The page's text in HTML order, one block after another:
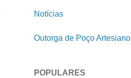
Notícias
Outorga de Poço Artesiano
POPULARES